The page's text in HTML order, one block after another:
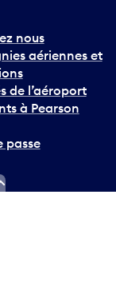
nous
aériennes et
de l’aéroport
à Pearson
passe